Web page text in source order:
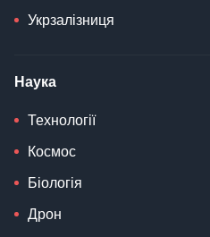
Укрзалізниця
Наука
Технології
Космос
Біологія
Дрон